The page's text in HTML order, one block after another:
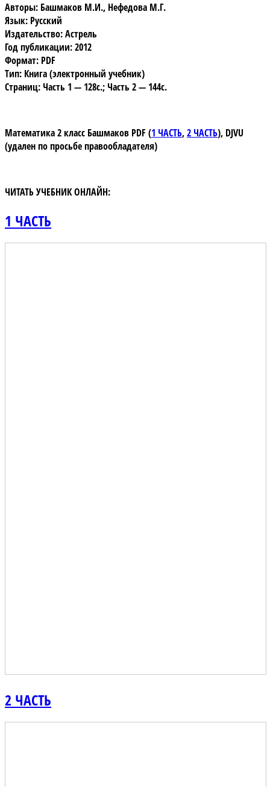
Авторы: Башмаков М.И., Нефедова М.Г.
Язык: Русский
Издательство: Астрель
Год публикации: 2012
Формат: PDF
Тип: Книга (электронный учебник)
Страниц: Часть 1 — 128с.; Часть 2 — 144с.
Математика 2 класс Башмаков PDF (1 ЧАСТЬ,2 ЧАСТЬ), DJVU
(удален по просьбе правообладателя)
ЧИТАТЬ УЧЕБНИК ОНЛАЙН:
1 ЧАСТЬ
2 ЧАСТЬ